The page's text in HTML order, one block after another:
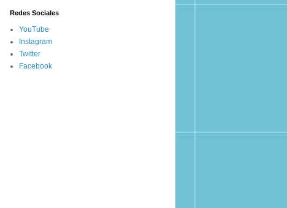
Redes Sociales
YouTube
Instagram
Twitter
Facebook